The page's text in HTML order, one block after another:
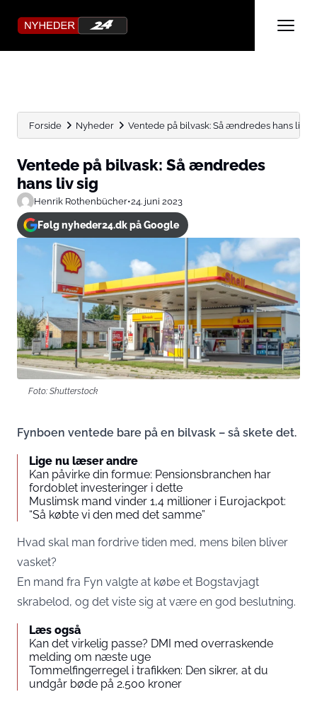
Forside Nyheder Ventede på bilvask: Så ændredes hans liv
Ventede på bilvask: Så ændredes
hans liv sig
Henrik Rothenbücher•24. juni 2023
Følg nyheder24.dk på Google
Foto: Shutterstock
Fynboen ventede bare på en bilvask – så skete det.
Lige nu læser andre
Kan påvirke din formue: Pensionsbranchen har
fordoblet investeringer i dette
Muslimsk mand vinder 1,4 millioner i Eurojackpot:
“Så købte vi den med det samme”
Hvad skal man fordrive tiden med, mens bilen bliver
vasket?
En mand fra Fyn valgte at købe et Bogstavjagt
skrabelod, og det viste sig at være en god beslutning.
Læs også
Kan det virkelig passe? DMI med overraskende
melding om næste uge
Tommelfingerregel i trafikken: Den sikrer, at du
undgår bøde på 2.500 kroner